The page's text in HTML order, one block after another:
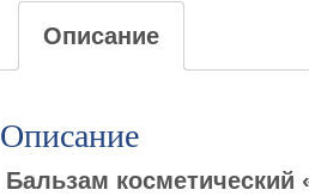
Описание
Описание
Бальзам косметический